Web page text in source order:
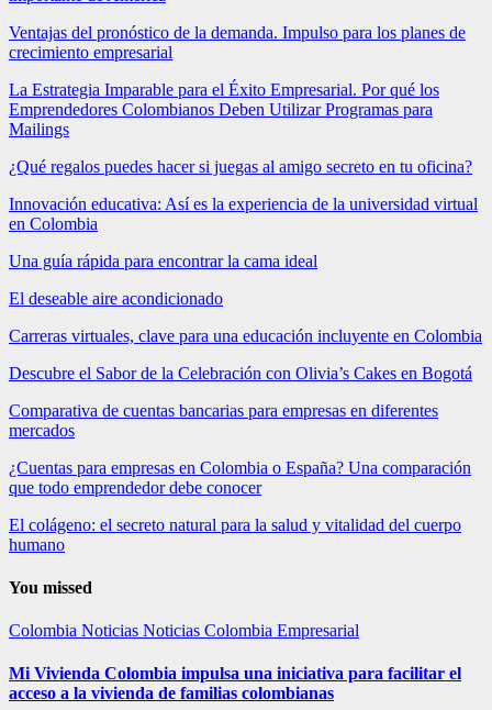
Ventajas del pronóstico de la demanda. Impulso para los planes de
crecimiento empresarial
La Estrategia Imparable para el Éxito Empresarial. Por qué los
Emprendedores Colombianos Deben Utilizar Programas para
Mailings
¿Qué regalos puedes hacer si juegas al amigo secreto en tu oficina?
Innovación educativa: Así es la experiencia de la universidad virtual
en Colombia
Una guía rápida para encontrar la cama ideal
El deseable aire acondicionado
Carreras virtuales, clave para una educación incluyente en Colombia
Descubre el Sabor de la Celebración con Olivia’s Cakes en Bogotá
Comparativa de cuentas bancarias para empresas en diferentes
mercados
¿Cuentas para empresas en Colombia o España? Una comparación
que todo emprendedor debe conocer
El colágeno: el secreto natural para la salud y vitalidad del cuerpo
humano
You missed
Colombia Noticias Noticias Colombia Empresarial
Mi Vivienda Colombia impulsa una iniciativa para facilitar el
acceso a la vivienda de familias colombianas